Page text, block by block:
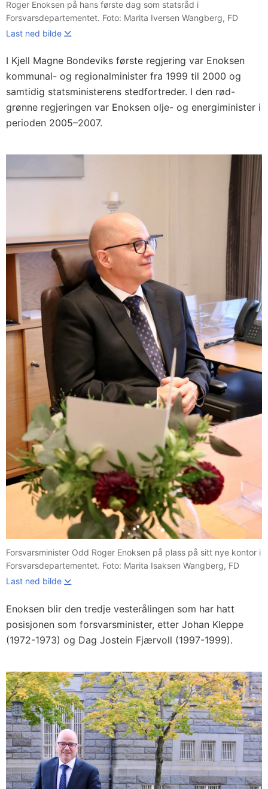
Roger Enoksen på hans første dag som statsråd i
Forsvarsdepartementet. Foto: Marita Iversen Wangberg, FD
Last ned bilde
I Kjell Magne Bondeviks første regjering var Enoksen
kommunal- og regionalminister fra 1999 til 2000 og
samtidig statsministerens stedfortreder. I den rød-
grønne regjeringen var Enoksen olje- og energiminister i
perioden 2005–2007.
Forsvarsminister Odd Roger Enoksen på plass på sitt nye kontor i
Forsvarsdepartementet. Foto: Marita Isaksen Wangberg, FD
Last ned bilde
Enoksen blir den tredje vesterålingen som har hatt
posisjonen som forsvarsminister, etter Johan Kleppe
(1972-1973) og Dag Jostein Fjærvoll (1997-1999).